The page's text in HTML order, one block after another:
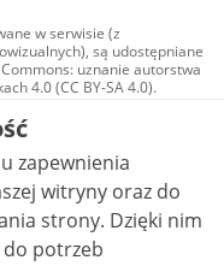
w serwisie (z
są udostępniane
uznanie autorstwa
4.0 (CC BY-SA 4.0).
w tym zdjęcia, materiały
na licencji typu
autorstwa użycie
zależnych 4.0 (CC BY-
stwierdzone inaczej.
zapewnienia
witryny oraz do
Dzięki nim
potrzeb